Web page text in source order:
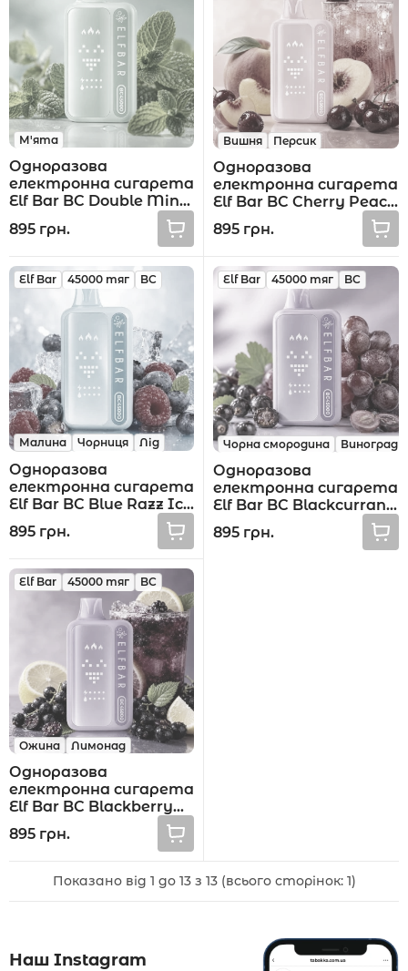
М'ята
Одноразова
електронна сигарета
Elf Bar BC Double Mint
895 грн.
Вишня Персик
Одноразова
електронна сигарета
Elf Bar BC Cherry Peach
Soda 45000 тяг
895 грн.
Elf Bar 45000 тяг BC
Малина Чорниця Лід
Одноразова
електронна сигарета
Elf Bar BC Blue Razz Ice
45000 тяг
895 грн.
Elf Bar 45000 тяг BC
Чорна смородина Виноград
Одноразова
електронна сигарета
Elf Bar BC Blackcurrant
Grape 45000 тяг
895 грн.
Elf Bar 45000 тяг BC
Ожина Лимонад
Одноразова
електронна сигарета
Elf Bar BC Blackberry
Lemonade 45000 тяг
895 грн.
Показано від 1 до 13 з 13 (всього сторінок: 1)
Наш Instagram